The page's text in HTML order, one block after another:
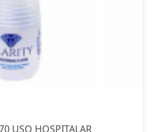
USO HOSPITALAR